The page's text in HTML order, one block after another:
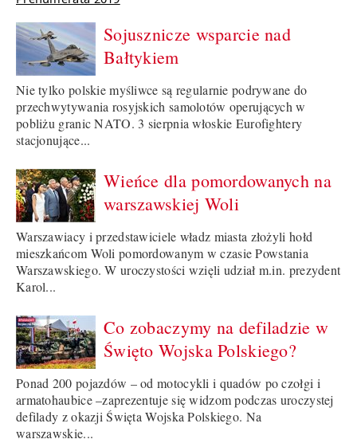
Sojusznicze wsparcie nad
Bałtykiem
Nie tylko polskie myśliwce są regularnie podrywane do
przechwytywania rosyjskich samolotów operujących w
pobliżu granic NATO. 3 sierpnia włoskie Eurofightery
stacjonujące...
Wieńce dla pomordowanych na
warszawskiej Woli
Warszawiacy i przedstawiciele władz miasta złożyli hołd
mieszkańcom Woli pomordowanym w czasie Powstania
Warszawskiego. W uroczystości wzięli udział m.in. prezydent
Karol...
Co zobaczymy na defiladzie w
Święto Wojska Polskiego?
Ponad 200 pojazdów – od motocykli i quadów po czołgi i
armatohaubice –zaprezentuje się widzom podczas uroczystej
defilady z okazji Święta Wojska Polskiego. Na
warszawskie...